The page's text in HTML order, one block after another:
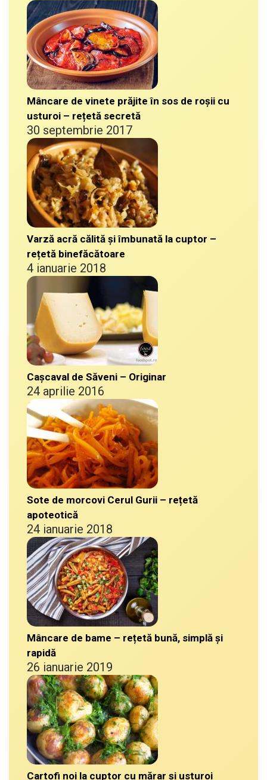
Mâncare de vinete prăjite în sos de roșii cu
usturoi – rețetă secretă
30 septembrie 2017
Varză acră călită și îmbunată la cuptor –
rețetă binefăcătoare
4 ianuarie 2018
Cașcaval de Săveni – Originar
24 aprilie 2016
Sote de morcovi Cerul Gurii – rețetă
apoteotică
24 ianuarie 2018
Mâncare de bame – rețetă bună, simplă și
rapidă
26 ianuarie 2019
Cartofi noi la cuptor cu mărar și usturoi